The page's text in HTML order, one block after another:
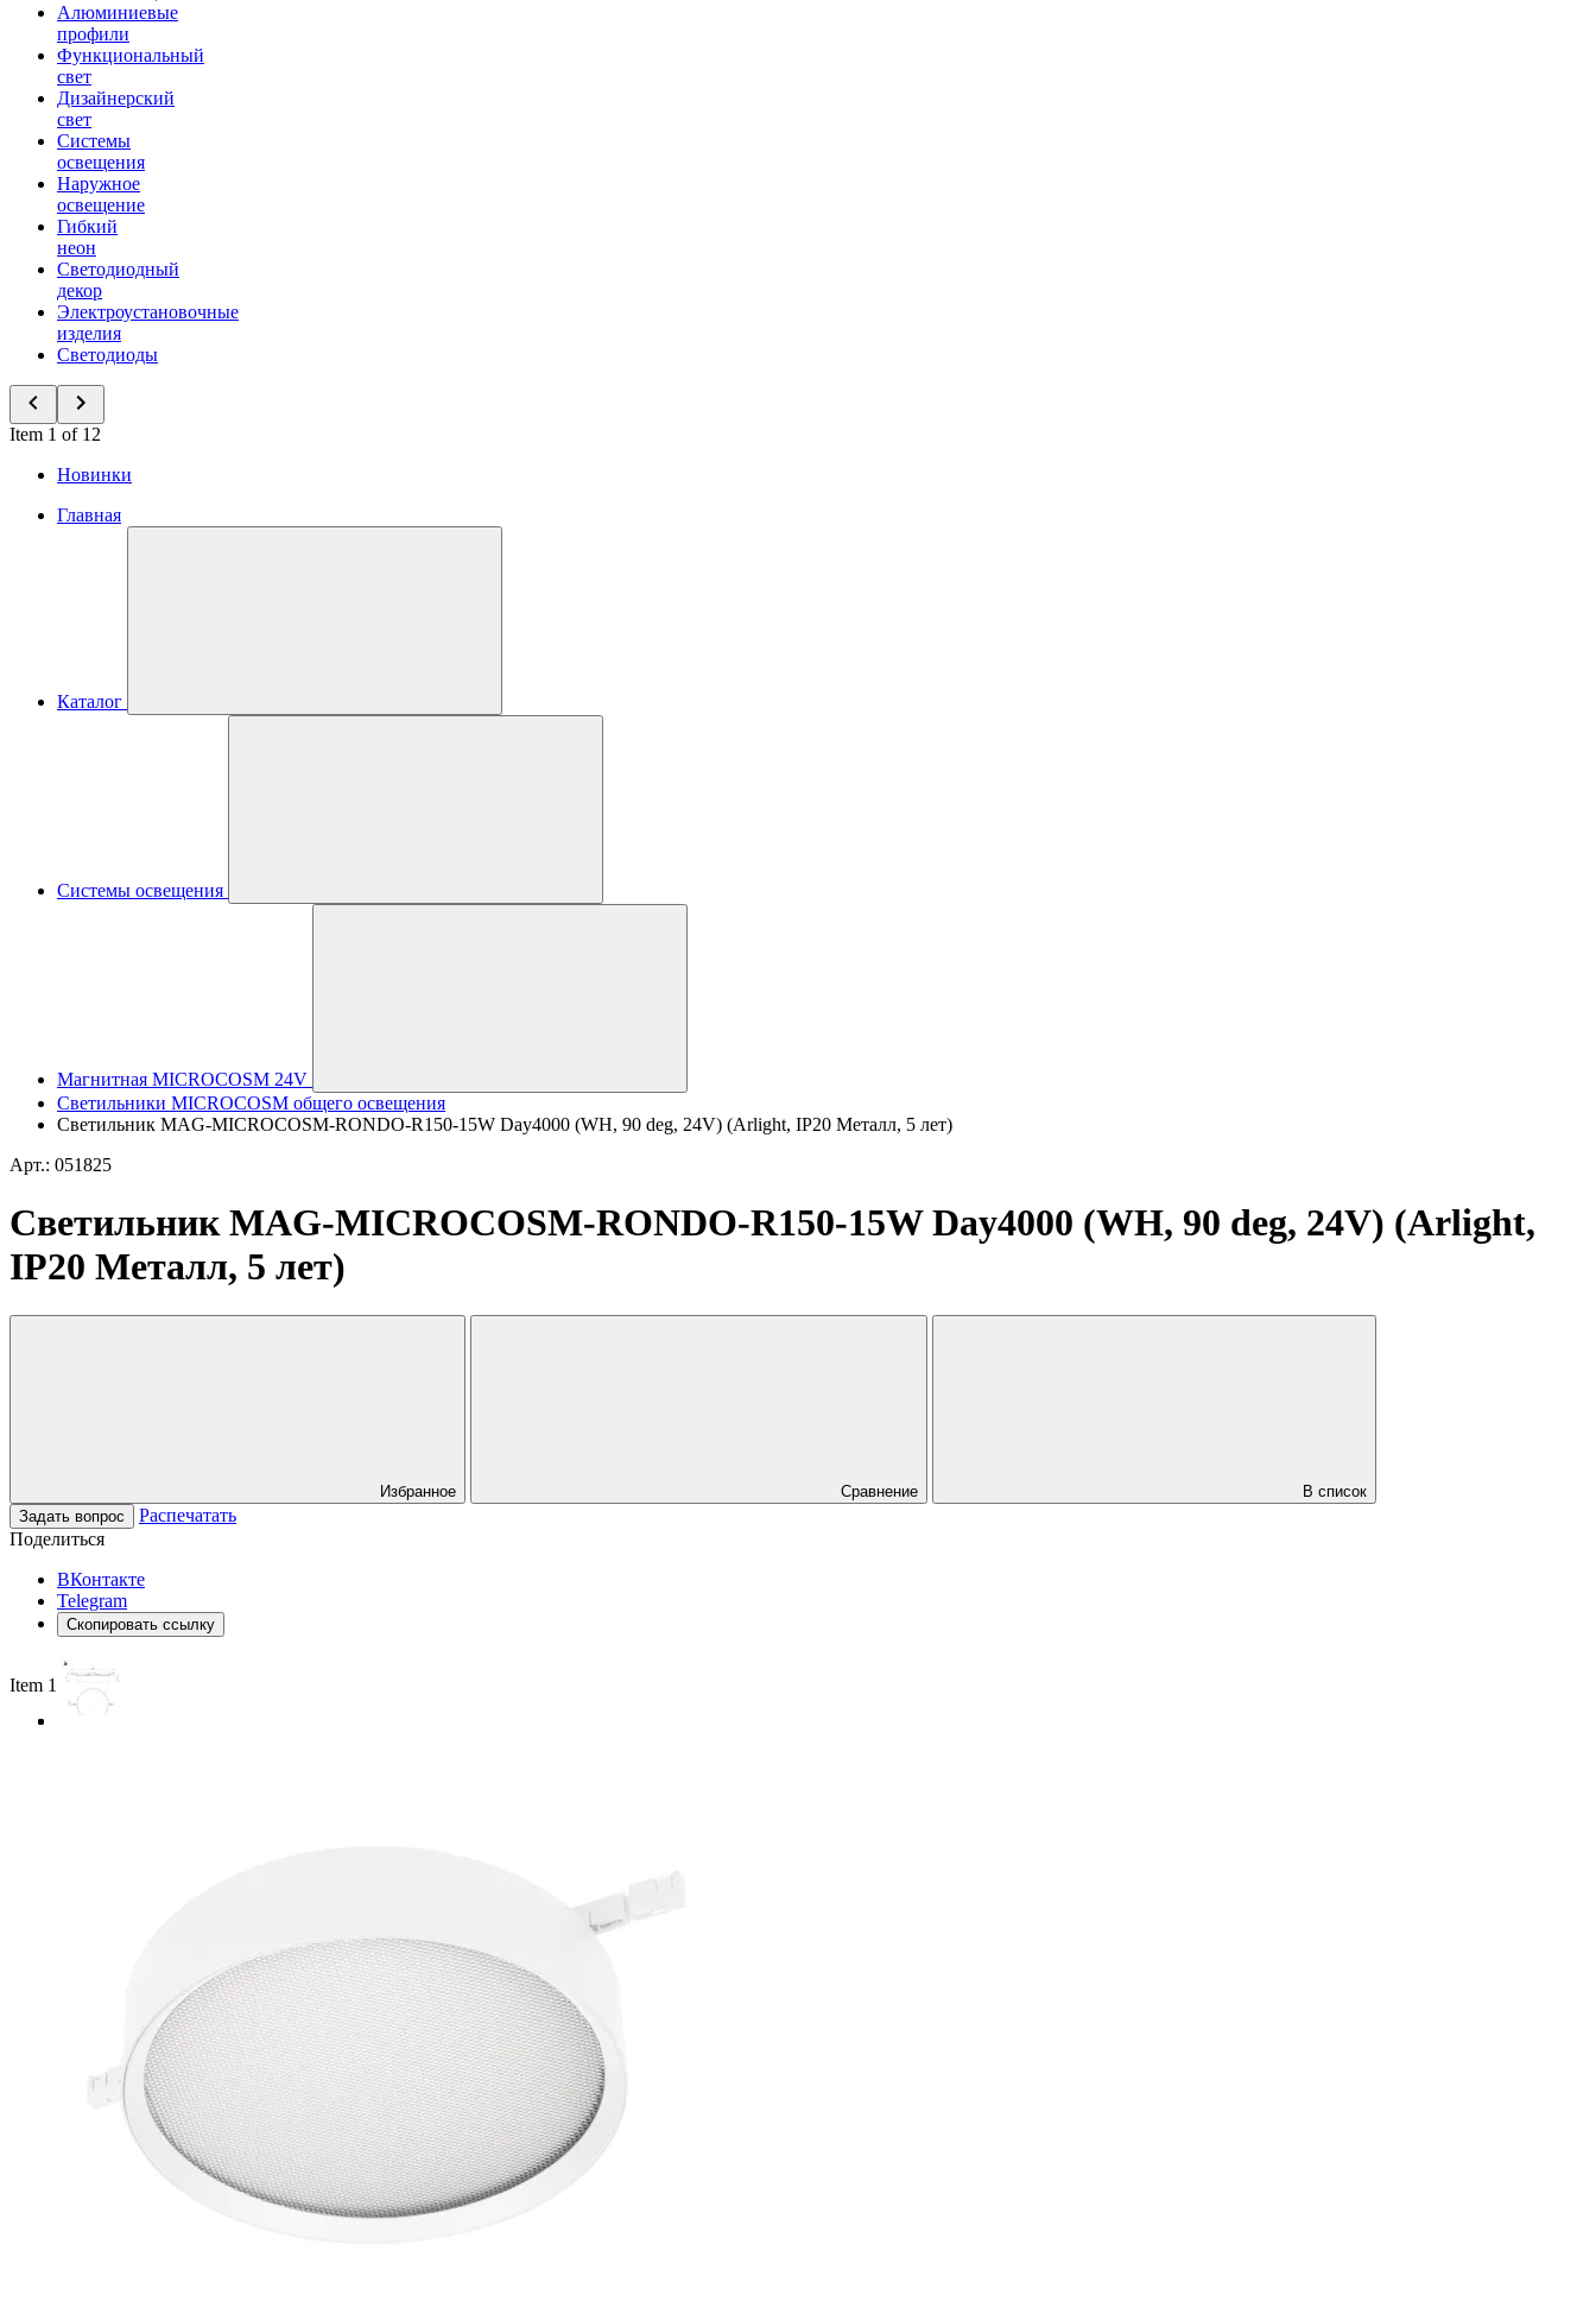
Алюминиевые
профили
Функциональный
свет
Дизайнерский
свет
Системы
освещения
Наружное
освещение
Гибкий
неон
Светодиодный
декор
Электроустановочные
изделия
Светодиоды
Item 1 of 12
Новинки
Главная
Каталог
Системы освещения
Магнитная MICROCOSM 24V
Светильники MICROCOSM общего освещения
Светильник MAG-MICROCOSM-RONDO-R150-15W Day4000 (WH, 90 deg, 24V) (Arlight, IP20 Металл, 5 лет)
Арт.: 051825
Светильник MAG-MICROCOSM-RONDO-R150-15W Day4000 (WH, 90 deg, 24V) (Arlight,
IP20 Металл, 5 лет)
Избранное Сравнение
В список
Задать вопрос
Распечатать
Поделиться
ВКонтакте
Telegram
Скопировать ссылку
Item 1 of 3